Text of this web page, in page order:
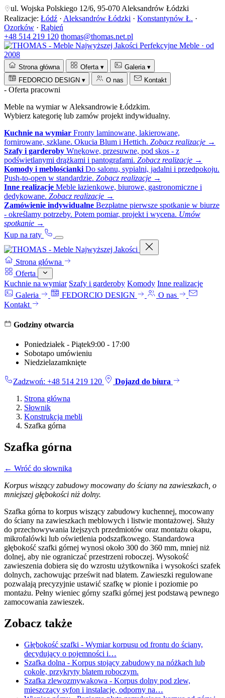
ul. Wojska Polskiego 12/6, 95-070 Aleksandrów Łódzki
Realizacje: Łódź · Aleksandrów Łódzki · Konstantynów Ł. ·
Ozorków · Rąbień
+48 514 219 120 thomas@thomas.net.pl
Perfekcyjne Meble · od
2008
Strona główna Oferta ▾ Galeria ▾
FEDORCIO DESIGN ▾ O nas Kontakt
- Oferta pracowni
Meble na wymiar w Aleksandrowie Łódzkim.
Wybierz kategorię lub zamów projekt indywidualny.
Kuchnie na wymiar Fronty laminowane, lakierowane,
fornirowane, szklane. Okucia Blum i Hettich. Zobacz realizacje →
Szafy i garderoby Wnękowe, przesuwne, pod skos - z
podświetlanymi drążkami i pantografami. Zobacz realizacje →
Komody i meblościanki Do salonu, sypialni, jadalni i przedpokoju.
Push-to-open w standardzie. Zobacz realizacje →
Inne realizacje Meble łazienkowe, biurowe, gastronomiczne i
dedykowane. Zobacz realizacje →
Zamówienie indywidualne Bezpłatne pierwsze spotkanie w biurze
- określamy potrzeby. Potem pomiar, projekt i wycena. Umów
spotkanie →
Kup na raty
Strona główna
Oferta
Kuchnie na wymiar Szafy i garderoby Komody Inne realizacje
Galeria
FEDORCIO DESIGN
O nas
Kontakt
Godziny otwarcia
Poniedziałek - Piątek9:00 - 17:00
Sobotapo umówieniu
Niedzielazamknięte
Zadzwoń: +48 514 219 120
Dojazd do biura
Strona główna
Słownik
Konstrukcja mebli
Szafka górna
Szafka górna
← Wróć do słownika
Korpus wiszący zabudowy mocowany do ściany na zawieszkach, o
mniejszej głębokości niż dolny.
Szafka górna to korpus wiszący zabudowy kuchennej, mocowany
do ściany na zawieszkach meblowych i listwie montażowej. Służy
do przechowywania lżejszych przedmiotów oraz montażu okapu,
mikrofalówki lub oświetlenia podszafkowego. Standardowa
głębokość szafki górnej wynosi około 300 do 360 mm, mniej niż
dolnej, aby nie ograniczać przestrzeni roboczej. Wysokość
zawieszenia dobiera się do wzrostu użytkownika i wysokości szafek
dolnych, zachowując prześwit nad blatem. Zawieszki regulowane
pozwalają precyzyjnie ustawić szafkę w pionie i poziomie po
montażu. Pełny wieniec górny szafki górnej jest podstawą pewnego
zamocowania zawieszek.
Zobacz także
Głębokość szafki - Wymiar korpusu od frontu do ściany,
decydujący o pojemności i…
Szafka dolna - Korpus stojący zabudowy na nóżkach lub
cokole, przykryty blatem roboczym.
Szafka zlewozmywakowa - Korpus dolny pod zlew,
mieszczący syfon i instalację, odporny na…